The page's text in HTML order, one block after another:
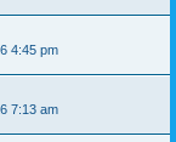
4:45 pm
7:13 am